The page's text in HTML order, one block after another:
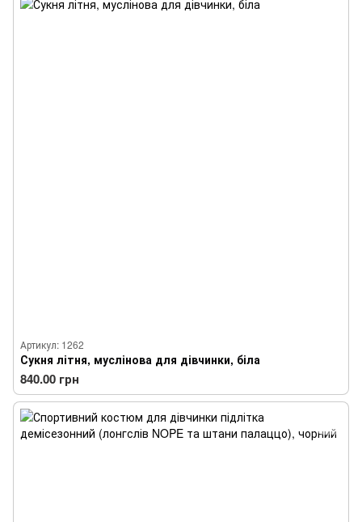
Артикул: 1262
Сукня літня, муслінова для дівчинки, біла
840.00 грн